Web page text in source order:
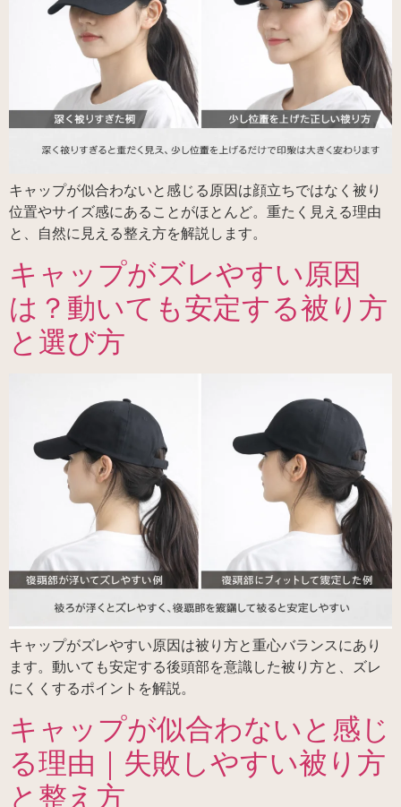
キャップが似合わないと感じる原因は顔立ちではなく被り
位置やサイズ感にあることがほとんど。重たく見える理由
と、自然に見える整え方を解説します。
キャップがズレやすい原因
は？動いても安定する被り方
と選び方
キャップがズレやすい原因は被り方と重心バランスにあり
ます。動いても安定する後頭部を意識した被り方と、ズレ
にくくするポイントを解説。
キャップが似合わないと感じ
る理由｜失敗しやすい被り方
と整え方